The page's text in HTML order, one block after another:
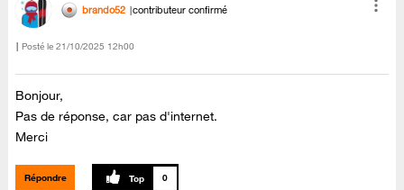
brando52 contributeur confirmé
Posté le ‎21/10/2025 12h00
Bonjour,
Pas de réponse, car pas d'internet.
Merci
Répondre 0